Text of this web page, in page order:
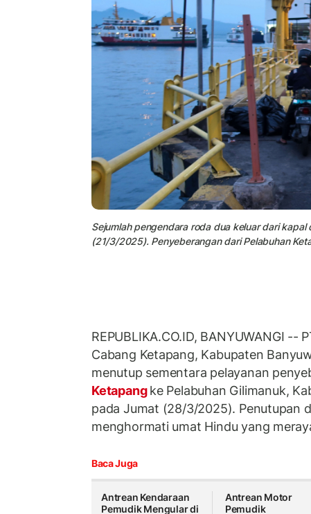
Sejumlah pengendara roda dua keluar dari
(21/3/2025). Penyeberangan dari Pelabuhan
REPUBLIKA.CO.ID, BANYUWANGI --
Cabang Ketapang, Kabupaten
menutup sementara pelayanan
Ketapangke Pelabuhan Gilimanuk,
pada Jumat (28/3/2025). Penutupan
menghormati umat Hindu yang
Baca Juga
Antrean Kendaraan
Pemudik Mengular di
Antrean Motor
Pemudik